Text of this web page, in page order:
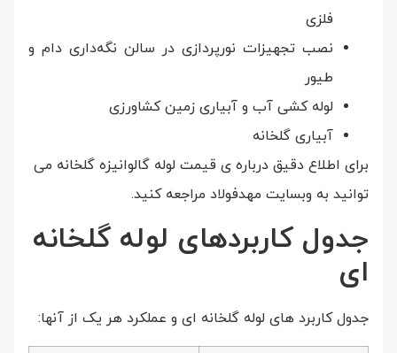
فلزی
نصب تجهیزات نورپردازی در سالن نگه‌داری دام و
طیور
لوله کشی آب و آبیاری زمین کشاورزی
آبیاری گلخانه
برای اطلاع دقیق درباره ی قیمت لوله گالوانیزه گلخانه می
توانید به وبسایت مهدفولاد مراجعه کنید.
جدول کاربردهای لوله گلخانه
ای
جدول کاربرد های لوله گلخانه ای و عملکرد هر یک از آنها: